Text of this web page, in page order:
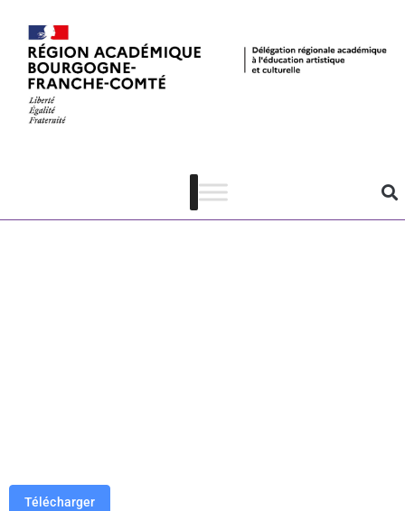
Musée de
Pontarlier –
Catalogue des
Télécharger